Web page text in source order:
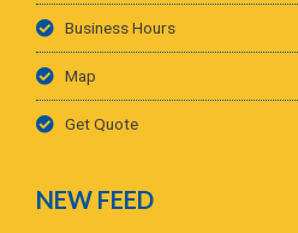
Business Hours
Map
Get Quote
NEW FEED